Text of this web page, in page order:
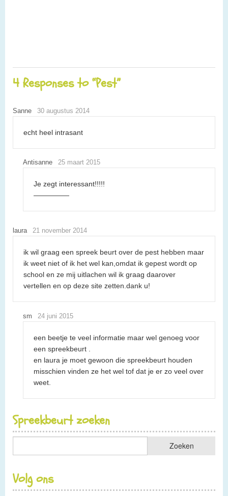
4 Responses to “Pest”
Sanne 30 augustus 2014
echt heel intrasant
Antisanne 25 maart 2015
Je zegt interessant!!!!!
—————
laura 21 november 2014
ik wil graag een spreek beurt over de pest hebben maar
ik weet niet of ik het wel kan,omdat ik gepest wordt op
school en ze mij uitlachen wil ik graag daarover
vertellen en op deze site zetten.dank u!
sm 24 juni 2015
een beetje te veel informatie maar wel genoeg voor
een spreekbeurt .
en laura je moet gewoon die spreekbeurt houden
misschien vinden ze het wel tof dat je er zo veel over
weet.
Spreekbeurt zoeken
Volg ons